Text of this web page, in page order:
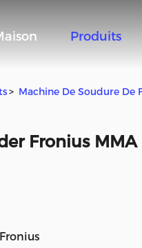
Produits
> Machine De Soudure De
Fronius
Fronius